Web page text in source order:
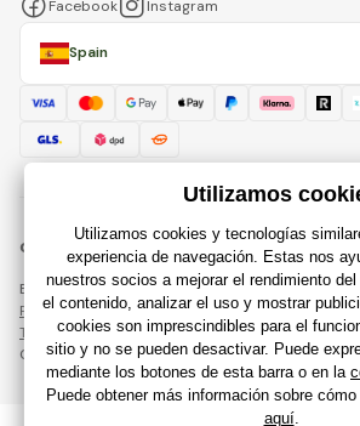
Spain
Facebook Instagram
© 2018 - 2026 Raijuguetes.es, Todos los
Esta página está protegida por reCAPTCHA y
Política de privacidadcompañías de Google y
Términos y condiciones.
Creación de tiendas en línea eficientes desde